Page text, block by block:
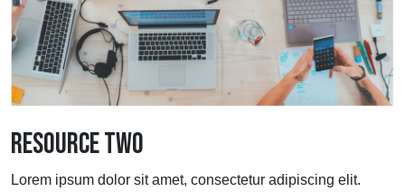
RESOURCE TWO
Lorem ipsum dolor sit amet, consectetur adipiscing elit.